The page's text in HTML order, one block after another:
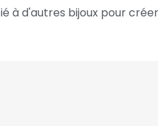
à d'autres bijoux pour